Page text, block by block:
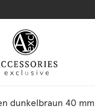
dunkelbraun 40 mm